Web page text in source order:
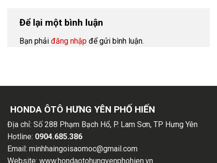
Để lại một bình luận
Bạn phải đăng nhập để gửi bình luận.
HONDA ÔTÔ HƯNG YÊN PHỐ HIẾN
Địa chỉ: Số 288 Phạm Bạch Hổ, P. Lam Sơn, TP Hưng Yên
Hotline: 0904.685.386
Email: minhhaingoisaomoc@gmail.com
Website: www.hondaotohungyenphohien.vn